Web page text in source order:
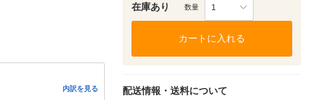
内訳を見る
在庫あり 数量 1
カートに入れる
配送情報・送料について